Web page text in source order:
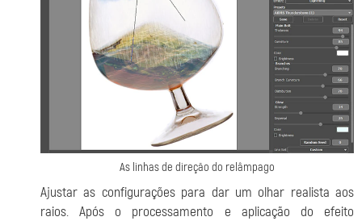
As linhas de direção do relâmpago
Ajustar as configurações para dar um olhar realista aos
raios. Após o processamento e aplicação do efeito